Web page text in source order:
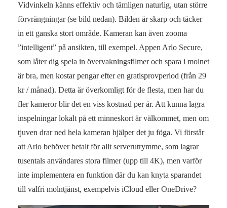
Vidvinkeln känns effektiv och tämligen naturlig, utan större
förvrängningar (se bild nedan). Bilden är skarp och täcker
in ett ganska stort område. Kameran kan även zooma
”intelligent” på ansikten, till exempel. Appen Arlo Secure,
som låter dig spela in övervakningsfilmer och spara i molnet
är bra, men kostar pengar efter en gratisprovperiod (från 29
kr / månad). Detta är överkomligt för de flesta, men har du
fler kameror blir det en viss kostnad per år. Att kunna lagra
inspelningar lokalt på ett minneskort är välkommet, men om
tjuven drar ned hela kameran hjälper det ju föga. Vi förstår
att Arlo behöver betalt för allt serverutrymme, som lagrar
tusentals användares stora filmer (upp till 4K), men varför
inte implementera en funktion där du kan knyta sparandet
till valfri molntjänst, exempelvis iCloud eller OneDrive?